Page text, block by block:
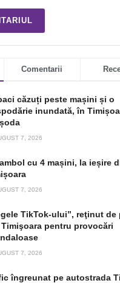
Comentarii
căzuți peste mașini și o
inundată, în
7, 2026
cu 4 mașini, la ieșire
7, 2026
TikTok-ului”, reţinut
pentru provocări
7, 2026
îngreunat pe autostrada